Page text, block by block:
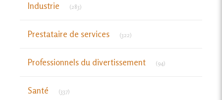
Industrie (283)
Prestataire de services (322)
Professionnels du divertissement (94)
Santé (337)